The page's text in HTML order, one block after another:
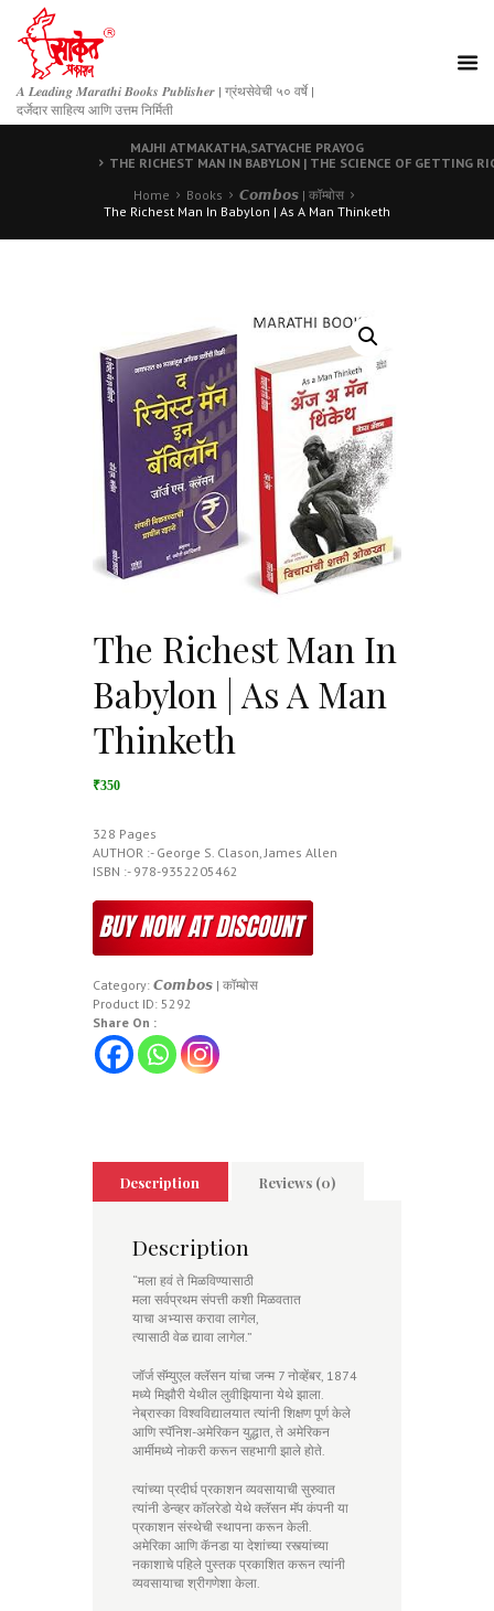
𝑨 𝑳𝒆𝒂𝒅𝒊𝒏𝒈 𝑴𝒂𝒓𝒂𝒕𝒉𝒊 𝑩𝒐𝒐𝒌𝒔 𝑷𝒖𝒃𝒍𝒊𝒔𝒉𝒆𝒓 | ग्रंथसेवेची ५० वर्षे |
दर्जेदार साहित्य आणि उत्तम निर्मिती
MAJHI ATMAKATHA,SATYACHE PRAYOG
THE RICHEST MAN IN BABYLON | THE SCIENCE OF GETTING
Home
Books
𝘾𝙤𝙢𝙗𝙤𝙨 | कॉम्बोस
The Richest Man In Babylon | As A Man Thinketh
The Richest Man In
Babylon | As A Man
Thinketh
₹350
328 Pages
AUTHOR :- George S. Clason, James Allen
ISBN :- 978-9352205462
Category: 𝘾𝙤𝙢𝙗𝙤𝙨 | कॉम्बोस
Product ID: 5292
Share On :
Description Reviews (0)
Description
“मला हवं ते मिळविण्यासाठी
मला सर्वप्रथम संपत्ती कशी मिळवतात
याचा अभ्यास करावा लागेल,
त्यासाठी वेळ द्यावा लागेल.”
जॉर्ज सॅम्युएल क्लॅसन यांचा जन्म 7 नोव्हेंबर, 1874
मध्ये मिझौरी येथील लुवीझियाना येथे झाला.
नेब्रास्का विश्वविद्यालयात त्यांनी शिक्षण पूर्ण केले
आणि स्पॅनिश-अमेरिकन युद्धात, ते अमेरिकन
आर्मीमध्ये नोकरी करून सहभागी झाले होते.
त्यांच्या प्रदीर्घ प्रकाशन व्यवसायाची सुरुवात
त्यांनी डेन्व्हर कॉलरेडो येथे क्लॅसन मॅप कंपनी या
प्रकाशन संस्थेची स्थापना करून केली.
अमेरिका आणि कॅनडा या देशांच्या रस्त्यांच्या
नकाशाचे पहिले पुस्तक प्रकाशित करून त्यांनी
व्यवसायाचा श्रीगणेशा केला.